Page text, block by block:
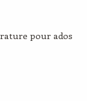
pour ados